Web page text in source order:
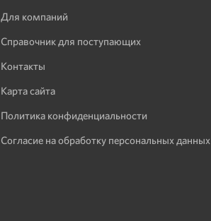
Для компаний
Справочник для поступающих
Контакты
Карта сайта
Политика конфиденциальности
Согласие на обработку персональных данных